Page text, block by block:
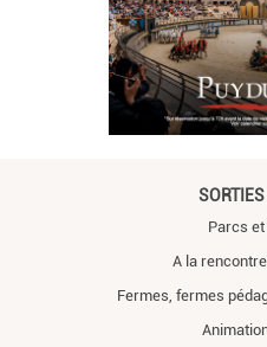
Parcs
A la
Fermes, fermes